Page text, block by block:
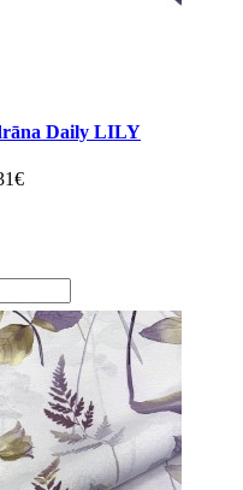
Daily LILY